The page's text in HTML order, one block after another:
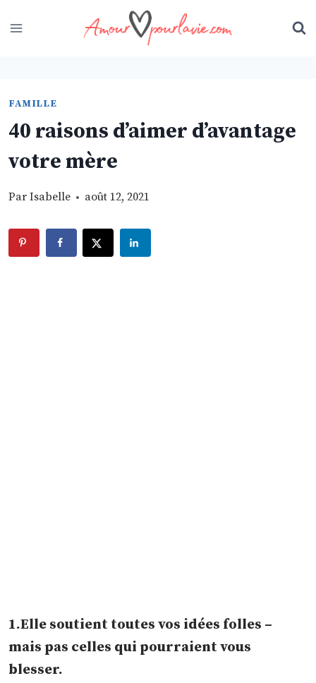
to
FAMILLE
40 raisons d’aimer d’avantage
votre mère
Par Isabelle août 12, 2021
1.Elle soutient toutes vos idées folles –
mais pas celles qui pourraient vous
blesser.